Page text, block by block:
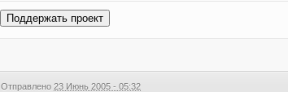
Поддержать проект
Отправлено23 Июнь 2005 - 05:32